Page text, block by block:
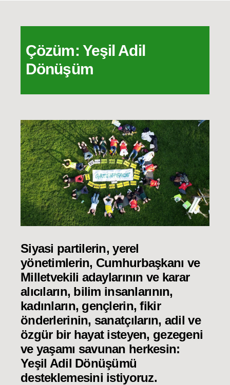
Çözüm: Yeşil Adil
Dönüşüm
Siyasi partilerin, yerel
yönetimlerin, Cumhurbaşkanı ve
Milletvekili adaylarının ve karar
alıcıların, bilim insanlarının,
kadınların, gençlerin, fikir
önderlerinin, sanatçıların, adil ve
özgür bir hayat isteyen, gezegeni
ve yaşamı savunan herkesin:
Yeşil Adil Dönüşümü
desteklemesini istiyoruz.